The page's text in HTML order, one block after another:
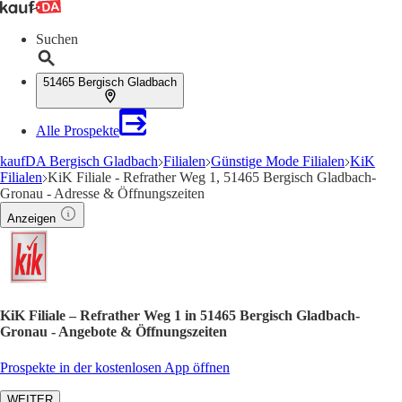
Suchen
51465 Bergisch Gladbach
Alle Prospekte
kaufDA Bergisch Gladbach Filialen Günstige Mode Filialen KiK
Filialen KiK Filiale - Refrather Weg 1, 51465 Bergisch Gladbach-
Gronau - Adresse & Öffnungszeiten
Anzeigen
KiK Filiale – Refrather Weg 1 in 51465 Bergisch Gladbach-
Gronau - Angebote & Öffnungszeiten
Prospekte in der kostenlosen App öffnen